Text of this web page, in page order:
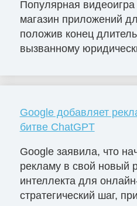
Популярная
магазин приложений
положив конец
вызванному
Google добавляет
битве ChatGPT
Google заявила, что
рекламу в свой новый
интеллекта для
стратегический шаг,